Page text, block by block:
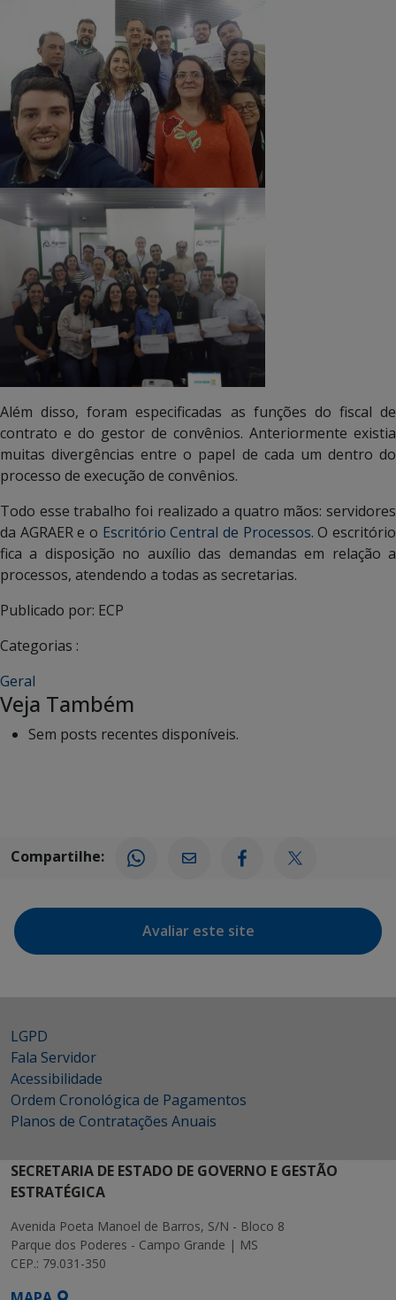
Além disso, foram especificadas as funções do fiscal de
contrato e do gestor de convênios. Anteriormente existia
muitas divergências entre o papel de cada um dentro do
processo de execução de convênios.
Todo esse trabalho foi realizado a quatro mãos: servidores
da AGRAER e o Escritório Central de Processos. O escritório
fica a disposição no auxílio das demandas em relação a
processos, atendendo a todas as secretarias.
Publicado por: ECP
Categorias :
Geral
Veja Também
Sem posts recentes disponíveis.
Compartilhe:
Avaliar este site
LGPD
Fala Servidor
Acessibilidade
Ordem Cronológica de Pagamentos
Planos de Contratações Anuais
SECRETARIA DE ESTADO DE GOVERNO E GESTÃO
ESTRATÉGICA
Avenida Poeta Manoel de Barros, S/N - Bloco 8
Parque dos Poderes - Campo Grande | MS
CEP.: 79.031-350